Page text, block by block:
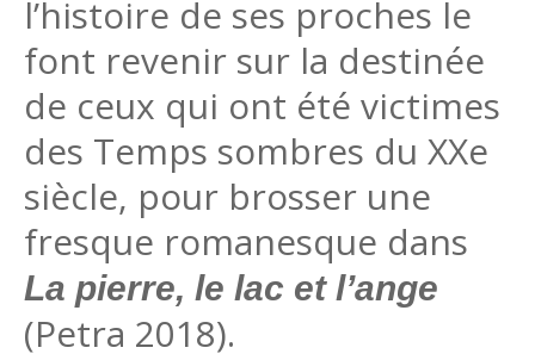
l’histoire de ses proches le
font revenir sur la destinée
de ceux qui ont été victimes
des Temps sombres du XXe
siècle, pour brosser une
fresque romanesque dans
La pierre, le lac et l’ange
(Petra 2018).